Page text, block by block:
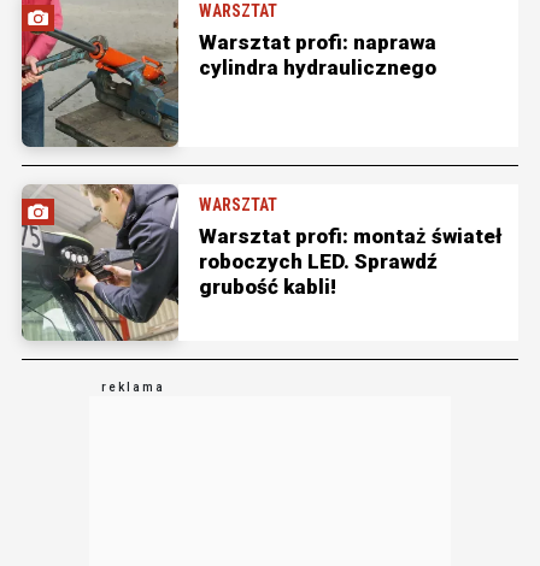
WARSZTAT
Warsztat profi: naprawa
cylindra hydraulicznego
WARSZTAT
Warsztat profi: montaż świateł
roboczych LED. Sprawdź
grubość kabli!